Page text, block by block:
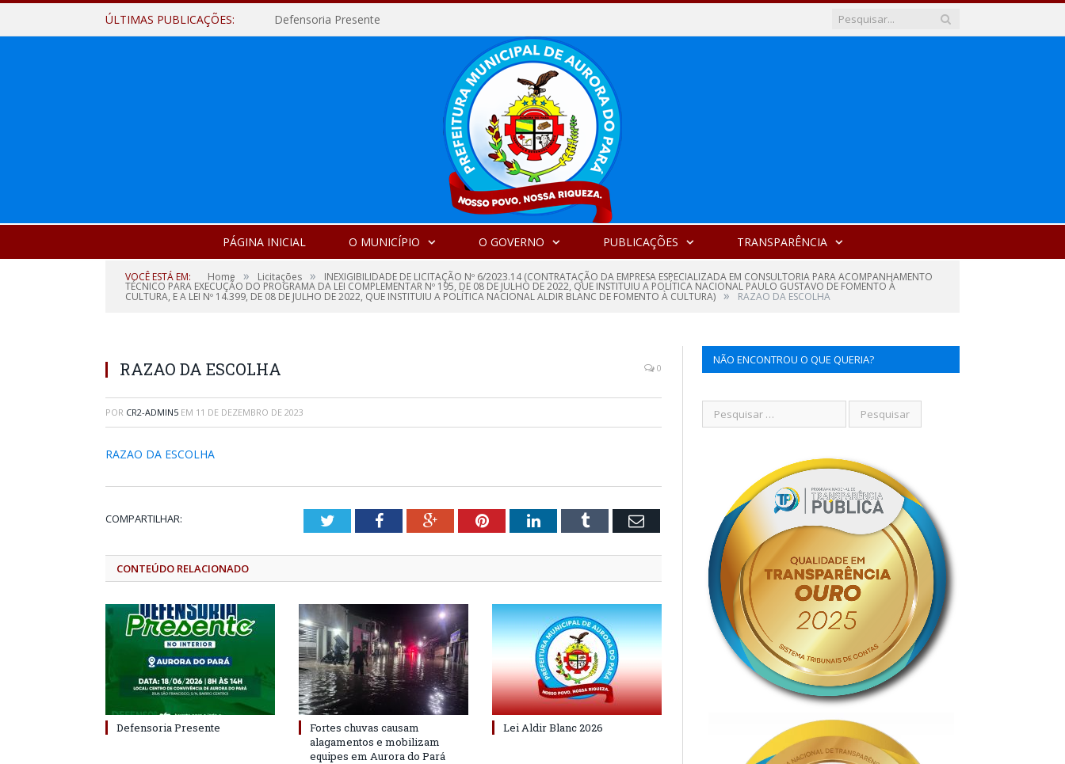
ÚLTIMAS PUBLICAÇÕES: Defensoria Presente
PÁGINA INICIAL O MUNICÍPIO O GOVERNO PUBLICAÇÕES TRANSPARÊNCIA
VOCÊ ESTÁ EM: Home » Licitações » INEXIGIBILIDADE DE LICITAÇÃO Nº 6/2023.14 (CONTRATAÇÃO DA EMPRESA ESPECIALIZADA EM CONSULTORIA PARA ACOMPANHAMENTO
TÉCNICO PARA EXECUÇÃO DO PROGRAMA DA LEI COMPLEMENTAR Nº 195, DE 08 DE JULHO DE 2022, QUE INSTITUIU A POLÍTICA NACIONAL PAULO GUSTAVO DE FOMENTO À
CULTURA, E A LEI Nº 14.399, DE 08 DE JULHO DE 2022, QUE INSTITUIU A POLÍTICA NACIONAL ALDIR BLANC DE FOMENTO À CULTURA) » RAZAO DA ESCOLHA
RAZAO DA ESCOLHA 0
POR CR2-ADMIN5 EM 11 DE DEZEMBRO DE 2023
RAZAO DA ESCOLHA
COMPARTILHAR: TwitterFacebookGoogle+PinterestLinkedInTumblr Email
CONTEÚDO RELACIONADO
Defensoria Presente
Fortes chuvas causam
alagamentos e mobilizam
equipes em Aurora do Pará
Lei Aldir Blanc 2026
NÃO ENCONTROU O QUE QUERIA?